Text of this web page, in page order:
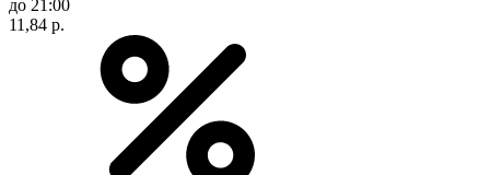
до 21:00
11,84 р.